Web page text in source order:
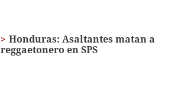
Honduras: Asaltantes matan a
reggaetonero en SPS